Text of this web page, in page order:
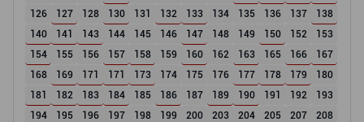
126
127 128 130 131 132 133 134 135 136 137
138
140
141 143 144 145 146 147 148 149 150 152
153
154
155 156 157 158 159 160 162 163 165 166
167
168
169 171 171 173 174 175 176 177 178 179
180
181
182 183 184 185 186 187 189 190 191 192
193
194
195 196 197 198 199 200 203 204 205 207
208